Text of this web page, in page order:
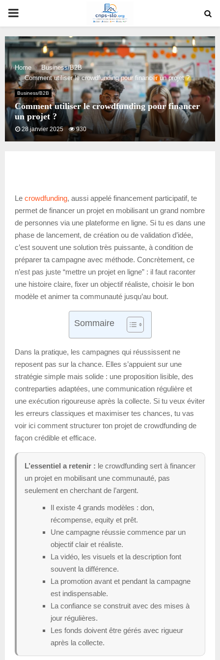
PRIMARY
MENU
Home
Business/B2B
Comment utiliser le crowdfunding pour financer un projet ?
Business/B2B
Comment utiliser le crowdfunding pour financer
un projet ?
28 janvier 2025 930
Le crowdfunding, aussi appelé financement participatif, te
permet de financer un projet en mobilisant un grand nombre
de personnes via une plateforme en ligne. Si tu es dans une
phase de lancement, de création ou de validation d’idée,
c’est souvent une solution très puissante, à condition de
préparer ta campagne avec méthode. Concrètement, ce
n’est pas juste “mettre un projet en ligne” : il faut raconter
une histoire claire, fixer un objectif réaliste, choisir le bon
modèle et animer ta communauté jusqu’au bout.
Sommaire
Dans la pratique, les campagnes qui réussissent ne
reposent pas sur la chance. Elles s’appuient sur une
stratégie simple mais solide : une proposition lisible, des
contreparties adaptées, une communication régulière et
une exécution rigoureuse après la collecte. Si tu veux éviter
les erreurs classiques et maximiser tes chances, tu vas
voir ici comment structurer ton projet de crowdfunding de
façon crédible et efficace.
L’essentiel a retenir : le crowdfunding sert à financer
un projet en mobilisant une communauté, pas
seulement en cherchant de l’argent.
Il existe 4 grands modèles : don,
récompense, equity et prêt.
Une campagne réussie commence par un
objectif clair et réaliste.
La vidéo, les visuels et la description font
souvent la différence.
La promotion avant et pendant la campagne
est indispensable.
La confiance se construit avec des mises à
jour régulières.
Les fonds doivent être gérés avec rigueur
après la collecte.